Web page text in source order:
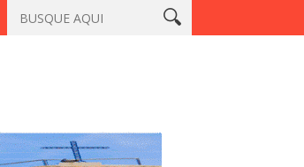
Vigilante é morto a tiros em laboratório no